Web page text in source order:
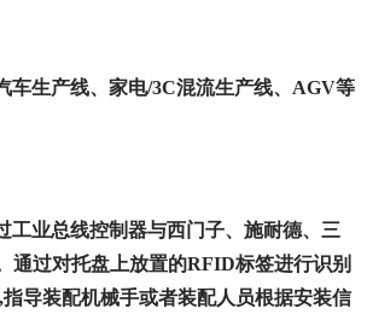
车生产线、家电/3C混流生产线、AGV等
工业总线控制器与西门子、施耐德、三
通过对托盘上放置的RFID标签进行识别
导装配机械手或者装配人员根据安装信